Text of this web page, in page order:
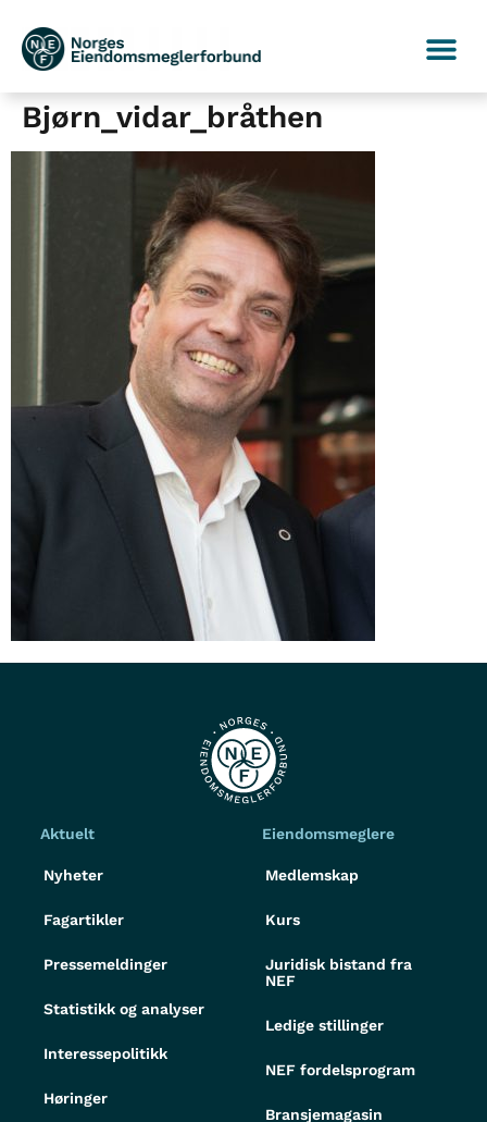
Bjørn_vidar_bråthen
Aktuelt
Nyheter
Fagartikler
Pressemeldinger
Statistikk og analyser
Interessepolitikk
Høringer
Eiendomsmeglere
Medlemskap
Kurs
Juridisk bistand fra
NEF
Ledige stillinger
NEF fordelsprogram
Bransjemagasin